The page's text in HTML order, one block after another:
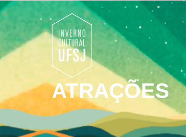
ATRAÇÕES